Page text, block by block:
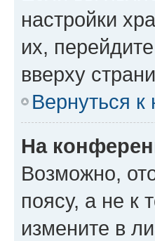
настройки
их,
вверху
Вернуться к
На
Возможно,
поясу, а не к
измените в